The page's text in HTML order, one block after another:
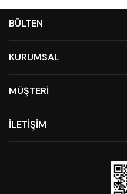
BÜLTEN
KURUMSAL
MÜŞTERİ
İLETİŞİM